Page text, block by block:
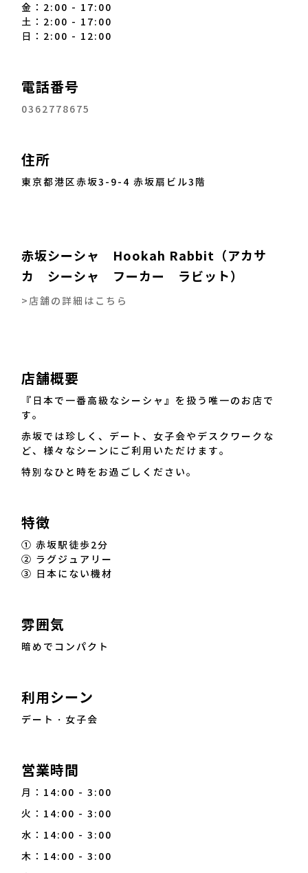
金：2:00 - 17:00
土：2:00 - 17:00
日：2:00 - 12:00
電話番号
0362778675
住所
東京都港区赤坂3-9-4 赤坂扇ビル3階
赤坂シーシャ Hookah Rabbit（アカサ
カ シーシャ フーカー ラビット）
>店舗の詳細はこちら
店舗概要
『日本で一番高級なシーシャ』を扱う唯一のお店で
す。
赤坂では珍しく、デート、女子会やデスクワークな
ど、様々なシーンにご利用いただけます。
特別なひと時をお過ごしください。
特徴
① 赤坂駅徒歩2分
② ラグジュアリー
③ 日本にない機材
雰囲気
暗めでコンパクト
利用シーン
デート・女子会
営業時間
月：14:00 - 3:00
火：14:00 - 3:00
水：14:00 - 3:00
木：14:00 - 3:00